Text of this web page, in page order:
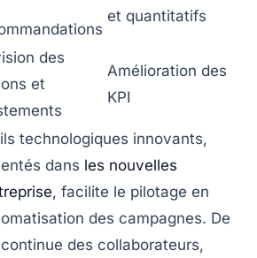
et quantitatifs
des
et
Amélioration des
KPI
technologiques innovants,
dans les nouvelles
, facilite le pilotage en
des campagnes. De
des collaborateurs,